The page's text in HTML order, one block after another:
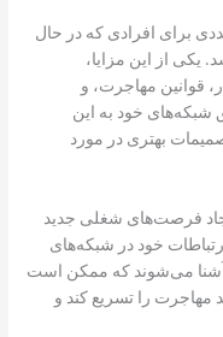
برای افرادی که در حال
یکی از این مزایا،
قوانین مهاجرت، و
خود به این
بهتری در مورد
فرصت‌های شغلی جدید
خود در شبکه‌های
آشنا می‌شوند که ممکن است
مهاجرت را تسریع کند و